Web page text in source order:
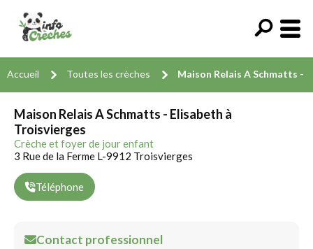
Accueil Toutes les crèches Maison Relais A Schmatts -
Maison Relais A Schmatts - Elisabeth à
Troisvierges
Crèche et foyer de jour enfant
3 Rue de la Ferme L-9912 Troisvierges
Téléphone
Contact professionnel